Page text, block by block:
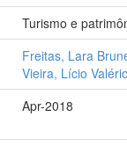
Turismo e
Freitas, Lara
Vieira, Lício
Apr-2018